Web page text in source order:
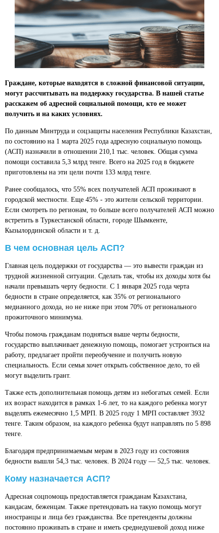
Граждане, которые находятся в сложной финансовой ситуации,
могут рассчитывать на поддержку государства. В нашей статье
расскажем об адресной социальной помощи, кто ее может
получить и на каких условиях.
По данным Минтруда и соцзащиты населения Республики Казахстан,
по состоянию на 1 марта 2025 года адресную социальную помощь
(АСП) назначили в отношении 210,1 тыс. человек. Общая сумма
помощи составила 5,3 млрд тенге. Всего на 2025 год в бюджете
приготовлены на эти цели почти 133 млрд тенге.
Ранее сообщалось, что 55% всех получателей АСП проживают в
городской местности. Еще 45% - это жители сельской территории.
Если смотреть по регионам, то больше всего получателей АСП можно
встретить в Туркестанской области, городе Шымкенте,
Кызылординской области и т. д.
В чем основная цель АСП?
Главная цель поддержки от государства — это вывести граждан из
трудной жизненной ситуации. Сделать так, чтобы их доходы хотя бы
начали превышать черту бедности. С 1 января 2025 года черта
бедности в стране определяется, как 35% от регионального
медианного дохода, но не ниже при этом 70% от регионального
прожиточного минимума.
Чтобы помочь гражданам подняться выше черты бедности,
государство выплачивает денежную помощь, помогает устроиться на
работу, предлагает пройти переобучение и получить новую
специальность. Если семья хочет открыть собственное дело, то ей
могут выделить грант.
Также есть дополнительная помощь детям из небогатых семей. Если
их возраст находится в рамках 1-6 лет, то на каждого ребенка могут
выделять ежемесячно 1,5 МРП. В 2025 году 1 МРП составляет 3932
тенге. Таким образом, на каждого ребенка будут направлять по 5 898
тенге.
Благодаря предпринимаемым мерам в 2023 году из состояния
бедности вышли 54,3 тыс. человек. В 2024 году — 52,5 тыс. человек.
Кому назначается АСП?
Адресная соцпомощь предоставляется гражданам Казахстана,
кандасам, беженцам. Также претендовать на такую помощь могут
иностранцы и лица без гражданства. Все претенденты должны
постоянно проживать в стране и иметь среднедушевой доход ниже